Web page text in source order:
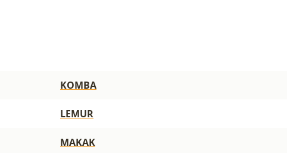
KOMBA
LEMUR
MAKAK